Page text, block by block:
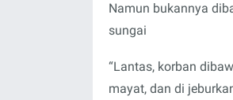
Namun bukannya
sungai
“Lantas, korban
mayat, dan di